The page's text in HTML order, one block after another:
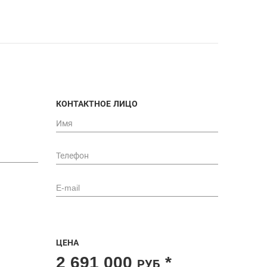
КОНТАКТНОЕ ЛИЦО
ЦЕНА
2 691 000 РУБ *